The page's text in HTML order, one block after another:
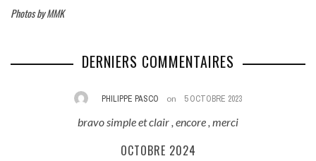
Photos by MMK
DERNIERS COMMENTAIRES
PHILIPPE PASCO on 5 OCTOBRE 2023
bravo simple et clair , encore , merci
OCTOBRE 2024